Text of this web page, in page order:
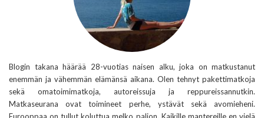
Blogin takana häärää 28-vuotias naisen alku, joka on matkustanut
enemmän ja vähemmän elämänsä aikana. Olen tehnyt pakettimatkoja
sekä omatoimimatkoja, autoreissuja ja reppureissannutkin.
Matkaseurana ovat toimineet perhe, ystävät sekä avomieheni.